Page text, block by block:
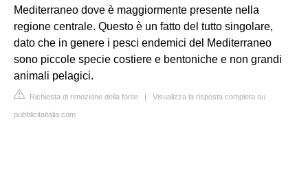
Mediterraneo dove è maggiormente presente nella
regione centrale. Questo è un fatto del tutto singolare,
dato che in genere i pesci endemici del Mediterraneo
sono piccole specie costiere e bentoniche e non grandi
animali pelagici.
Richiesta di rimozione della fonte | Visualizza la risposta completa su
pubblicitaitalia.com